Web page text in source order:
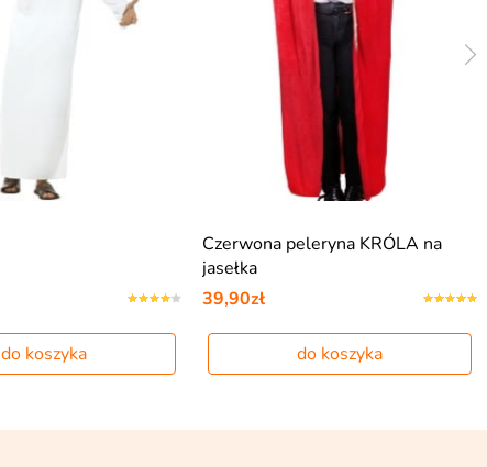
do koszyka
Czerwona peleryna KRÓLA na
jasełka
39,90zł
do koszyka